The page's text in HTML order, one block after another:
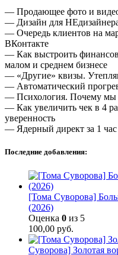
— Продающее фото и
— Дизайн для
— Очередь клиентов на
ВКонтакте
— Как выстроить
малом и среднем бизнесе
— «Другие» квизы.
— Автоматический
— Психология. Почему мы
— Как увеличить чек в 4
уверенность
— Ядерный директ за 1 час
Последние добавления:
[Тома Суворова]
(2026)
Оценка 0 из 5
100,00 руб.
Суворова] Золотая